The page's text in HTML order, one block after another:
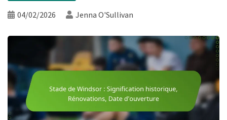
04/02/2026 Jenna O'Sullivan